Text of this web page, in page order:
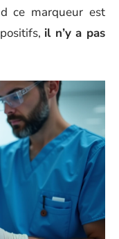
ce marqueur est
il n’y a pas